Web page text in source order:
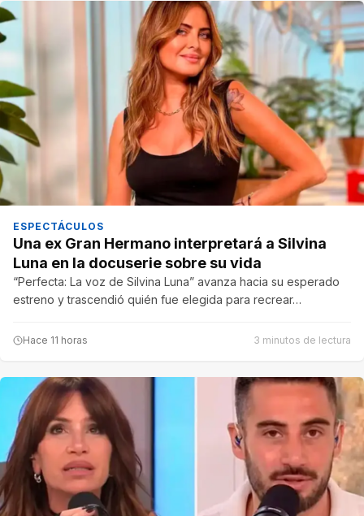
ESPECTÁCULOS
Una ex Gran Hermano interpretará a Silvina
Luna en la docuserie sobre su vida
“Perfecta: La voz de Silvina Luna” avanza hacia su esperado
estreno y trascendió quién fue elegida para recrear…
Hace 11 horas 3 minutos de lectura